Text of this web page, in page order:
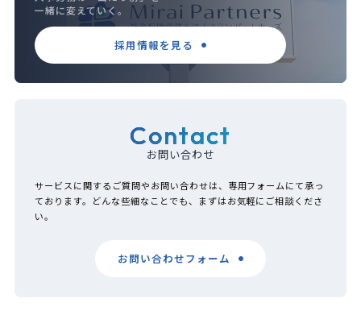
一緒に変えていく。
採用情報を見る
Contact
お問い合わせ
サービスに関するご質問やお問い合わせは、専用フォームにて承っ
ております。どんな些細なことでも、まずはお気軽にご相談くださ
い。
お問い合わせフォーム